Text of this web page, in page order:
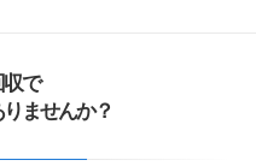
で
ませんか？